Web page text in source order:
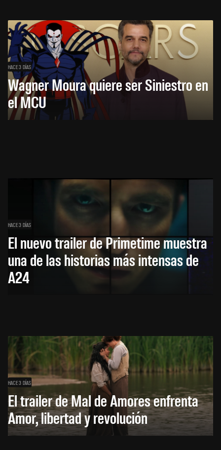
HACE 3 DÍAS
Wagner Moura quiere ser Siniestro en
el MCU
HACE 3 DÍAS
El nuevo trailer de Primetime muestra
una de las historias más intensas de
A24
HACE 3 DÍAS
El trailer de Mal de Amores enfrenta
Amor, libertad y revolución